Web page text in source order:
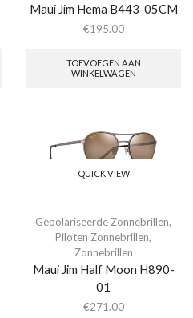
Maui Jim Hema B443-05CM
€195.00
TOEVOEGEN AAN
WINKELWAGEN
QUICK VIEW
Gepolariseerde Zonnebrillen,
Piloten Zonnebrillen,
Zonnebrillen
Maui Jim Half Moon H890-
01
€271.00